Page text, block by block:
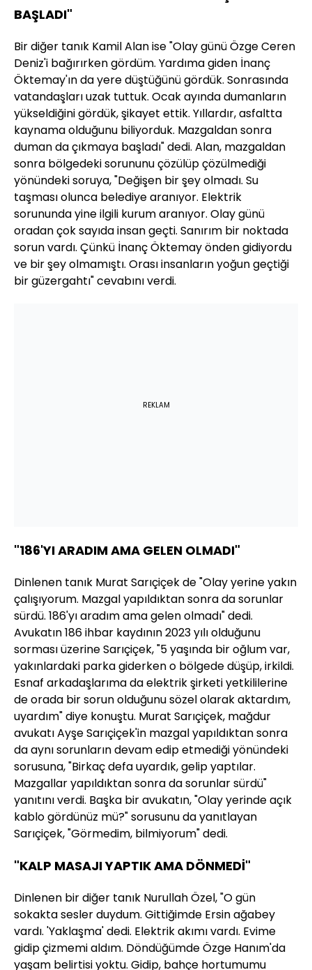
BAŞLADI"
Bir diğer tanık Kamil Alan ise "Olay günü Özge Ceren
Deniz'i bağırırken gördüm. Yardıma giden İnanç
Öktemay'ın da yere düştüğünü gördük. Sonrasında
vatandaşları uzak tuttuk. Ocak ayında dumanların
yükseldiğini gördük, şikayet ettik. Yıllardır, asfaltta
kaynama olduğunu biliyorduk. Mazgaldan sonra
duman da çıkmaya başladı" dedi. Alan, mazgaldan
sonra bölgedeki sorununu çözülüp çözülmediği
yönündeki soruya, "Değişen bir şey olmadı. Su
taşması olunca belediye aranıyor. Elektrik
sorununda yine ilgili kurum aranıyor. Olay günü
oradan çok sayıda insan geçti. Sanırım bir noktada
sorun vardı. Çünkü İnanç Öktemay önden gidiyordu
ve bir şey olmamıştı. Orası insanların yoğun geçtiği
bir güzergahtı" cevabını verdi.
REKLAM
"186'YI ARADIM AMA GELEN OLMADI"
Dinlenen tanık Murat Sarıçiçek de "Olay yerine yakın
çalışıyorum. Mazgal yapıldıktan sonra da sorunlar
sürdü. 186'yı aradım ama gelen olmadı" dedi.
Avukatın 186 ihbar kaydının 2023 yılı olduğunu
sorması üzerine Sarıçiçek, "5 yaşında bir oğlum var,
yakınlardaki parka giderken o bölgede düşüp, irkildi.
Esnaf arkadaşlarıma da elektrik şirketi yetkililerine
de orada bir sorun olduğunu sözel olarak aktardım,
uyardım" diye konuştu. Murat Sarıçiçek, mağdur
avukatı Ayşe Sarıçiçek'in mazgal yapıldıktan sonra
da aynı sorunların devam edip etmediği yönündeki
sorusuna, "Birkaç defa uyardık, gelip yaptılar.
Mazgallar yapıldıktan sonra da sorunlar sürdü"
yanıtını verdi. Başka bir avukatın, "Olay yerinde açık
kablo gördünüz mü?" sorusunu da yanıtlayan
Sarıçiçek, "Görmedim, bilmiyorum" dedi.
"KALP MASAJI YAPTIK AMA DÖNMEDİ"
Dinlenen bir diğer tanık Nurullah Özel, "O gün
sokakta sesler duydum. Gittiğimde Ersin ağabey
vardı. 'Yaklaşma' dedi. Elektrik akımı vardı. Evime
gidip çizmemi aldım. Döndüğümde Özge Hanım'da
yaşam belirtisi yoktu. Gidip, bahçe hortumumu